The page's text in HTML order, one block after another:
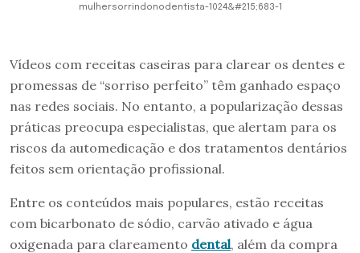
mulhersorrindonodentista-1024&#215;683-1
Vídeos com receitas caseiras para clarear os dentes e
promessas de “sorriso perfeito” têm ganhado espaço
nas redes sociais. No entanto, a popularização dessas
práticas preocupa especialistas, que alertam para os
riscos da automedicação e dos tratamentos dentários
feitos sem orientação profissional.
Entre os conteúdos mais populares, estão receitas
com bicarbonato de sódio, carvão ativado e água
oxigenada para clareamento dental, além da compra